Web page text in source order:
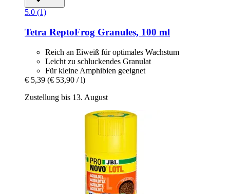
5.0 (1)
Tetra ReptoFrog Granules, 100 ml
Reich an Eiweiß für optimales Wachstum
Leicht zu schluckendes Granulat
Für kleine Amphibien geeignet
€ 5,39 (€ 53,90 / l)
Zustellung bis 13. August